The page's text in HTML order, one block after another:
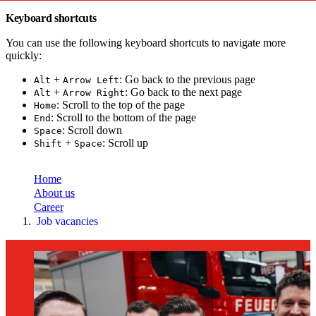
Keyboard shortcuts
You can use the following keyboard shortcuts to navigate more
quickly:
Alt + Arrow Left: Go back to the previous page
Alt + Arrow Right: Go back to the next page
Home: Scroll to the top of the page
End : Scroll to the bottom of the page
Space: Scroll down
Shift + Space: Scroll up
Home
About us
Career
Job vacancies
Home
About